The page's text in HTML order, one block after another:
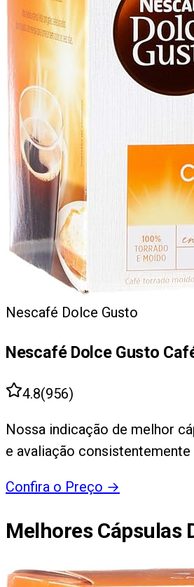
Nescafé Dolce Gusto
Nescafé Dolce Gusto
4.8(956)
Nossa indicação de melhor
e avaliação
Confira o Preço →
Melhores Cápsulas